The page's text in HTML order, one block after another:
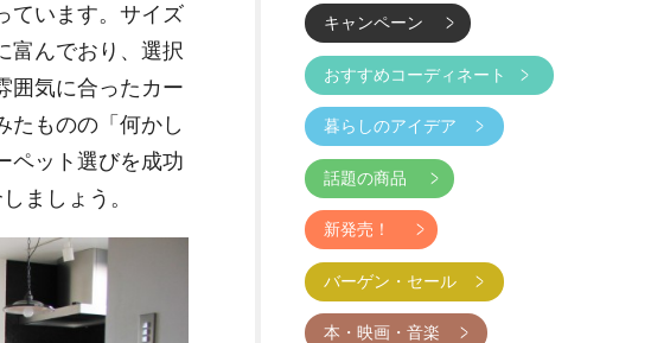
ています。サイズ
富んでおり、選択
囲気に合ったカー
たものの「何かし
ペット選びを成功
ましょう。
キャンペーン
おすすめコーディネート
暮らしのアイデア
話題の商品
新発売！
バーゲン・セール
本・映画・音楽